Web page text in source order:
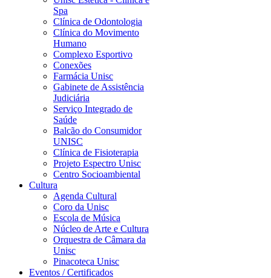
Spa
Clínica de Odontologia
Clínica do Movimento
Humano
Complexo Esportivo
Conexões
Farmácia Unisc
Gabinete de Assistência
Judiciária
Serviço Integrado de
Saúde
Balcão do Consumidor
UNISC
Clínica de Fisioterapia
Projeto Espectro Unisc
Centro Socioambiental
Cultura
Agenda Cultural
Coro da Unisc
Escola de Música
Núcleo de Arte e Cultura
Orquestra de Câmara da
Unisc
Pinacoteca Unisc
Eventos / Certificados